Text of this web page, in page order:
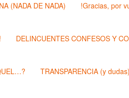
(NADA DE NADA) !Gracias, por
DELINCUENTES CONFESOS Y
TRANSPARENCIA (y dudas)